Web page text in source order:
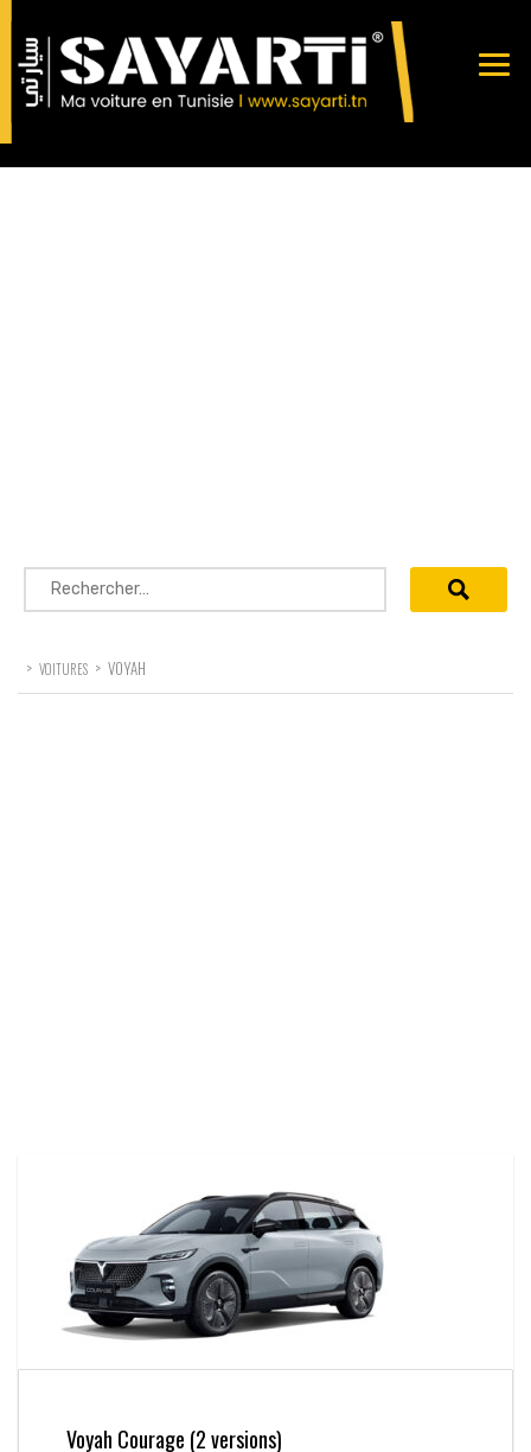
Rechercher :
> VOITURES > VOYAH
Voyah Courage (2 versions)